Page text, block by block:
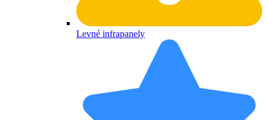
Levné infrapanely